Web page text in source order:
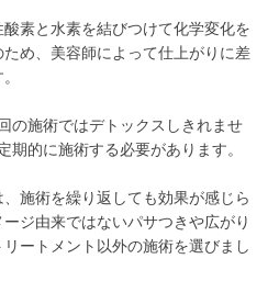
素と水素を結びつけて化学変化を
め、美容師によって仕上がりに差
の施術ではデトックスしきれませ
期的に施術する必要があります。
施術を繰り返しても効果が感じら
ジ由来ではないパサつきや広がり
ートメント以外の施術を選びまし